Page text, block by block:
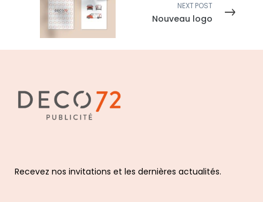
NEXT POST
Nouveau logo
Recevez nos invitations et les dernières actualités.